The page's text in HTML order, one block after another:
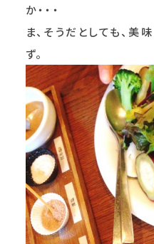
か・・・
ま、そうだとしても、美
ず。